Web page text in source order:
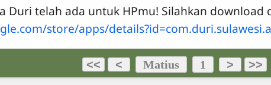
Duri telah ada untuk HPmu! Silahkan download
store/apps/